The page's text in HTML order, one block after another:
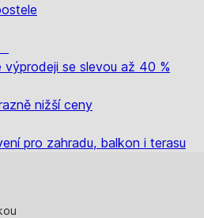
se slevou až 40 %
nižší ceny
pro zahradu, balkon i terasu